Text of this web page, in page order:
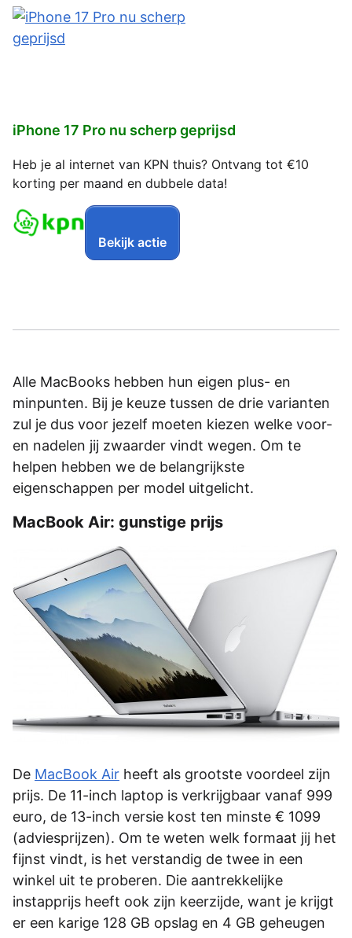
iPhone 17 Pro nu scherp geprijsd
Heb je al internet van KPN thuis? Ontvang tot €10
korting per maand en dubbele data!
Bekijk actie
Alle MacBooks hebben hun eigen plus- en
minpunten. Bij je keuze tussen de drie varianten
zul je dus voor jezelf moeten kiezen welke voor-
en nadelen jij zwaarder vindt wegen. Om te
helpen hebben we de belangrijkste
eigenschappen per model uitgelicht.
MacBook Air: gunstige prijs
De MacBook Air heeft als grootste voordeel zijn
prijs. De 11-inch laptop is verkrijgbaar vanaf 999
euro, de 13-inch versie kost ten minste € 1099
(adviesprijzen). Om te weten welk formaat jij het
fijnst vindt, is het verstandig de twee in een
winkel uit te proberen. Die aantrekkelijke
instapprijs heeft ook zijn keerzijde, want je krijgt
er een karige 128 GB opslag en 4 GB geheugen